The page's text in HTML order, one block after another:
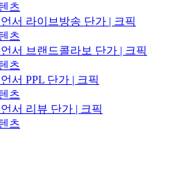
츠
서 라이브방송 단가 | 크픽
츠
서 브랜드콜라보 단가 | 크픽
츠
서 PPL 단가 | 크픽
츠
서 리뷰 단가 | 크픽
츠